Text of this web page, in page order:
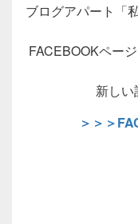
ブログアパート「
FACEBOOKペー
新しい
＞＞＞